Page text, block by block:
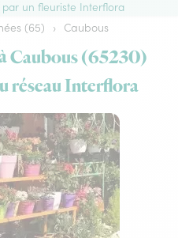
un fleuriste Interflora
(65) › Caubous
Caubous (65230)
réseau Interflora